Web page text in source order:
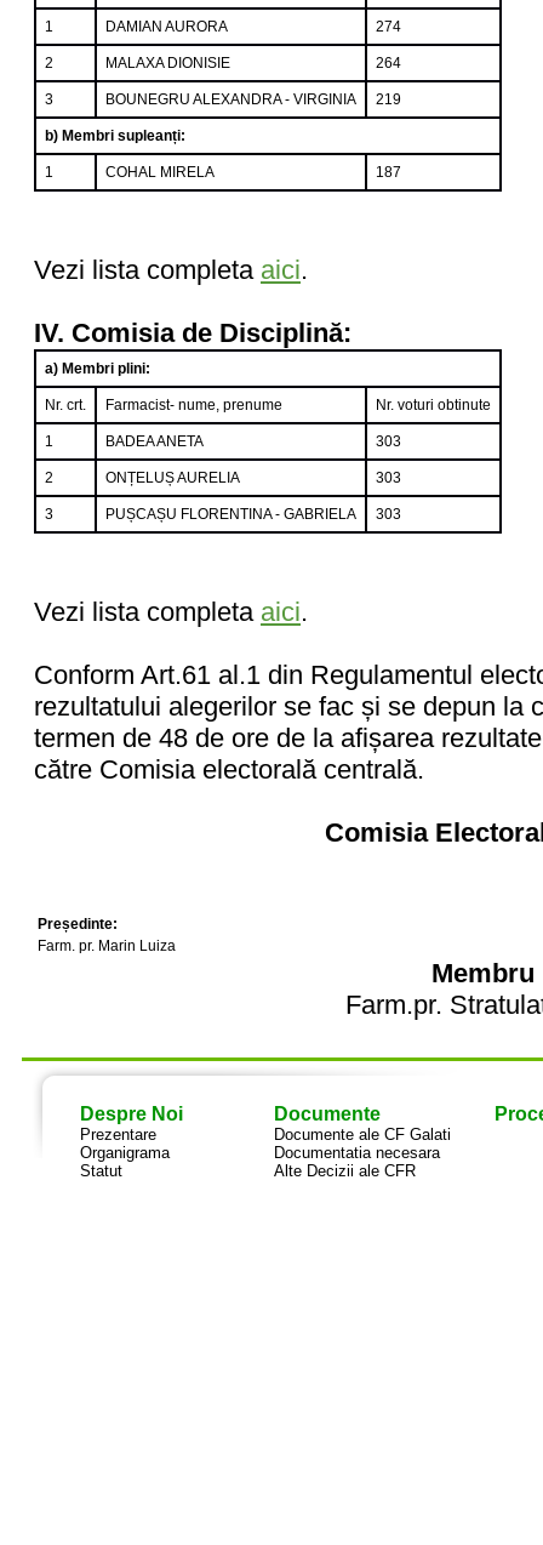
1 DAMIAN AURORA 274
2 MALAXA DIONISIE 264
3 BOUNEGRU ALEXANDRA - VIRGINIA 219
b) Membri supleanți:
1 COHAL MIRELA 187
Vezi lista completa aici.
IV. Comisia de Disciplină:
a) Membri plini:
Nr. crt. Farmacist- nume, prenume Nr. voturi obtinute
1 BADEA ANETA 303
2 ONȚELUȘ AURELIA 303
3 PUȘCAȘU FLORENTINA - GABRIELA 303
Vezi lista completa aici.
Conform Art.61 al.1 din Regulamentul
rezultatului alegerilor se fac și se depun la
termen de 48 de ore de la afișarea
către Comisia electorală centrală.
Comisia
Președinte:
Farm. pr. Marin Luiza
Membru
Farm.pr.
Despre Noi
Prezentare
Organigrama
Statut
Documente
Documente ale CF Galati
Documentatia necesara
Alte Decizii ale CFR